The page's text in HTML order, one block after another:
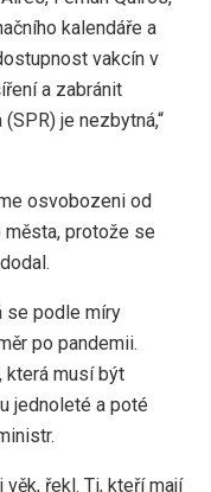
kalendáře a
vakcín v
a zabránit
je nezbytná,“
osvobozeni od
protože se
se podle míry
po pandemii.
která musí být
jednoleté a poté
řekl. Ti, kteří mají